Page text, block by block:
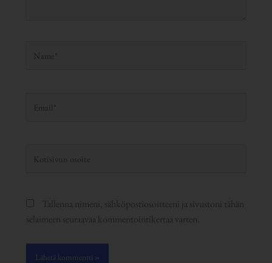
Tallenna nimeni, sähköpostiosoitteeni ja sivustoni tähän
selaimeen seuraavaa kommentointikertaa varten.